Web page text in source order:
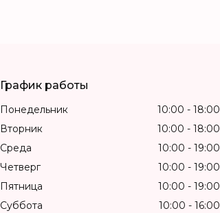
График работы
Понедельник 10:00
18:00
Вторник
10:00
18:00
Среда
10:00
19:00
Четверг
10:00
19:00
Пятница
10:00
19:00
Суббота
10:00
16:00